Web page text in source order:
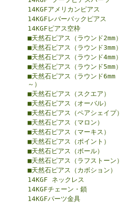
14KGFアメリカンピアス
14KGFレバーバックピアス
14KGFピアス空枠
■天然石ピアス（ラウンド2mm）
■天然石ピアス（ラウンド3mm）
■天然石ピアス（ラウンド4mm）
■天然石ピアス（ラウンド5mm）
■天然石ピアス（ラウンド6mm
～）
■天然石ピアス（スクエア）
■天然石ピアス（オーバル）
■天然石ピアス（ペアシェイプ）
■天然石ピアス（マロン）
■天然石ピアス（マーキス）
■天然石ピアス（ポイント）
■天然石ピアス（ボール）
■天然石ピアス（ラフストーン）
■天然石ピアス（カボション）
14KGF ネックレス
14KGFチェーン・鎖
14KGFパーツ金具